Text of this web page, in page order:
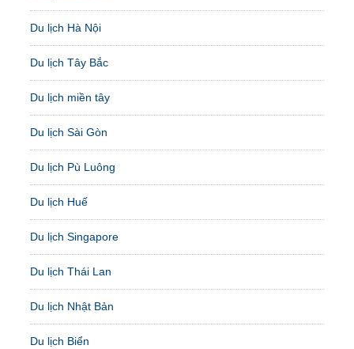
Du lịch Hà Nội
Du lịch Tây Bắc
Du lịch miền tây
Du lịch Sài Gòn
Du lịch Pù Luông
Du lịch Huế
Du lịch Singapore
Du lịch Thái Lan
Du lịch Nhật Bản
Du lịch Biển